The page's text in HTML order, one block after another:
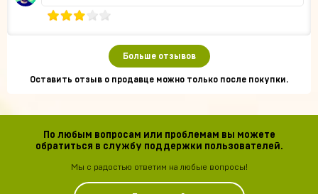
Больше отзывов
Оставить отзыв о продавце можно только после покупки.
По любым вопросам или проблемам вы можете
обратиться в службу поддержки пользователей.
Мы с радостью ответим на любые вопросы!